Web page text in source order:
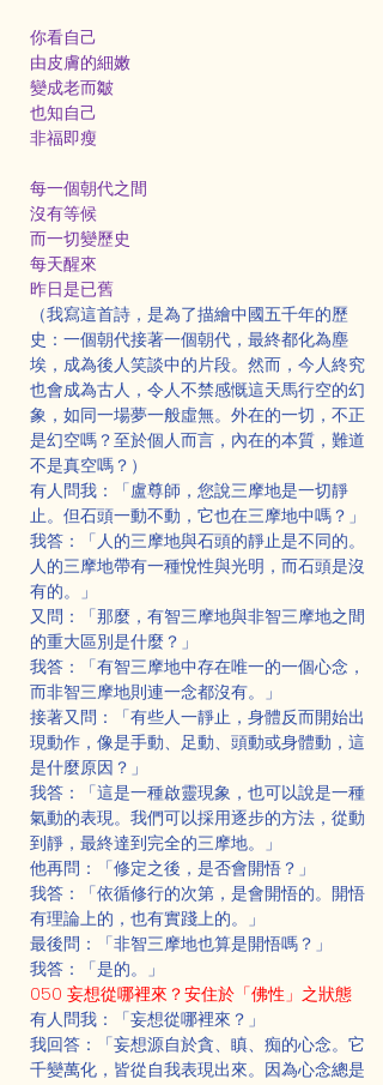
你看自己
由皮膚的細嫩
變成老而皺
也知自己
非福即瘦
每一個朝代之間
沒有等候
而一切變歷史
每天醒來
昨日是已舊
（我寫這首詩，是為了描繪中國五千年的歷
史：一個朝代接著一個朝代，最終都化為塵
埃，成為後人笑談中的片段。然而，今人終究
也會成為古人，令人不禁感慨這天馬行空的幻
象，如同一場夢一般虛無。外在的一切，不正
是幻空嗎？至於個人而言，內在的本質，難道
不是真空嗎？）
有人問我：「盧尊師，您說三摩地是一切靜
止。但石頭一動不動，它也在三摩地中嗎？」
我答：「人的三摩地與石頭的靜止是不同的。
人的三摩地帶有一種悅性與光明，而石頭是沒
有的。」
又問：「那麼，有智三摩地與非智三摩地之間
的重大區別是什麼？」
我答：「有智三摩地中存在唯一的一個心念，
而非智三摩地則連一念都沒有。」
接著又問：「有些人一靜止，身體反而開始出
現動作，像是手動、足動、頭動或身體動，這
是什麼原因？」
我答：「這是一種啟靈現象，也可以說是一種
氣動的表現。我們可以採用逐步的方法，從動
到靜，最終達到完全的三摩地。」
他再問：「修定之後，是否會開悟？」
我答：「依循修行的次第，是會開悟的。開悟
有理論上的，也有實踐上的。」
最後問：「非智三摩地也算是開悟嗎？」
我答：「是的。」
050 妄想從哪裡來？安住於「佛性」之狀態
有人問我：「妄想從哪裡來？」
我回答：「妄想源自於貪、瞋、痴的心念。它
千變萬化，皆從自我表現出來。因為心念總是